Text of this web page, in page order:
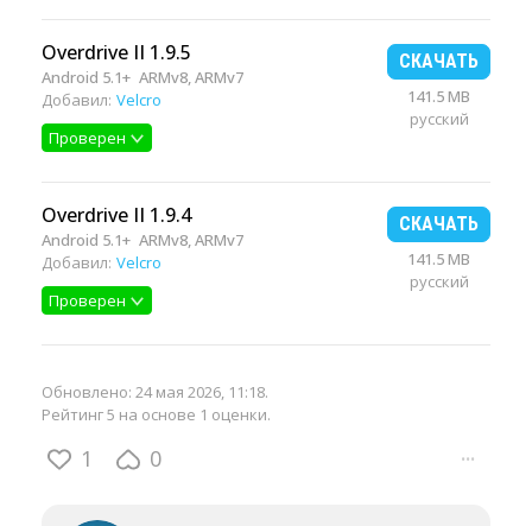
Overdrive II 1.9.5
Android 5.1+ ARMv8, ARMv7
Добавил: Velcro
Проверен
СКАЧАТЬ
141.5 MB
русский
Overdrive II 1.9.4
Android 5.1+ ARMv8, ARMv7
Добавил: Velcro
Проверен
СКАЧАТЬ
141.5 MB
русский
Обновлено: 24 мая 2026, 11:18.
Рейтинг 5 на основе 1 оценки.
1 0 ···